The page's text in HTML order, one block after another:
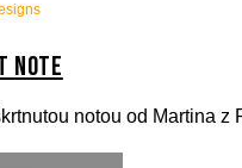
Note
notou od Martina